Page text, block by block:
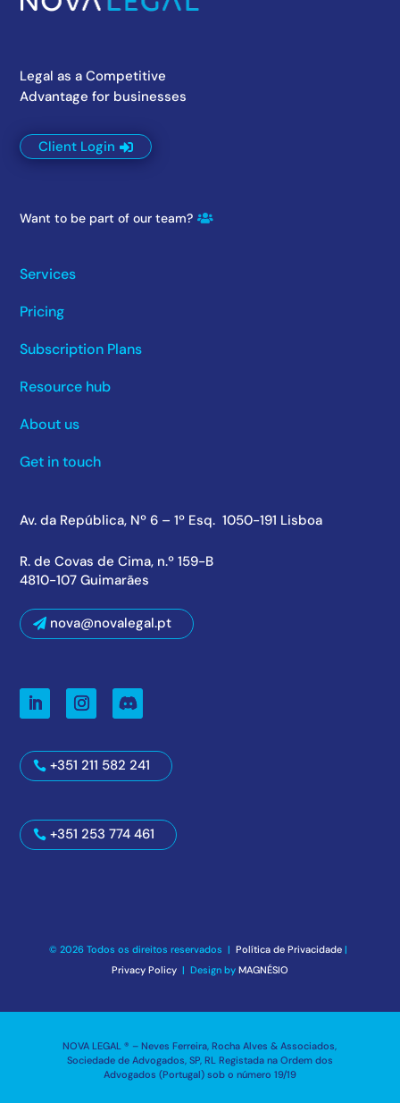
Legal as a Competitive
Advantage for businesses
Client Login
Want to be part of our team?
Services
Pricing
Subscription Plans
Resource hub
About us
Get in touch
Av. da República, Nº 6 – 1º Esq. 1050-191 Lisboa
R. de Covas de Cima, n.º 159-B
4810-107 Guimarães
nova@novalegal.pt
+351 211 582 241
+351 253 774 461
© 2026 Todos os direitos reservados |Política de Privacidade |
Privacy Policy | Design by MAGNÉSIO
NOVA LEGAL ® – Neves Ferreira, Rocha Alves & Associados,
Sociedade de Advogados, SP, RL Registada na Ordem dos
Advogados (Portugal) sob o número 19/19